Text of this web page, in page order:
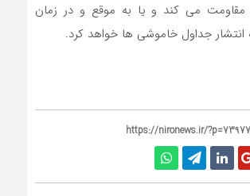
مقاومت می کند و یا به موقع و در زمان
انتشار جداول خاموشی ها خواهد کرد.
https://nironews.ir/